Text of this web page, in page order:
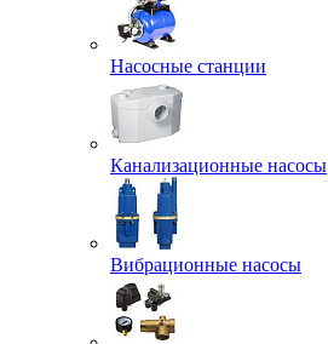
Насосные станции
Канализационные насосы
Вибрационные насосы